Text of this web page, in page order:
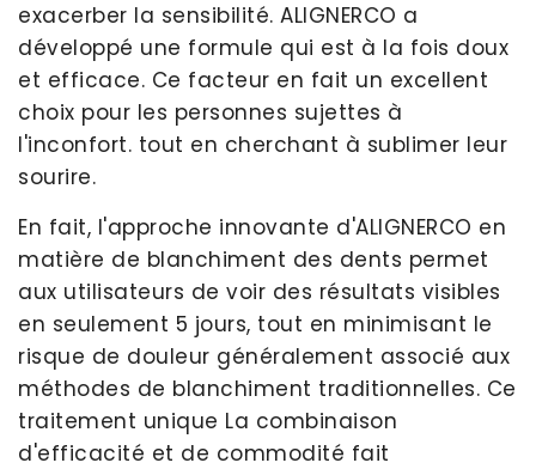
exacerber la sensibilité. ALIGNERCO a
développé une formule qui est à la fois doux
et efficace. Ce facteur en fait un excellent
choix pour les personnes sujettes à
l'inconfort. tout en cherchant à sublimer leur
sourire.
En fait, l'approche innovante d'ALIGNERCO en
matière de blanchiment des dents permet
aux utilisateurs de voir des résultats visibles
en seulement 5 jours, tout en minimisant le
risque de douleur généralement associé aux
méthodes de blanchiment traditionnelles. Ce
traitement unique La combinaison
d'efficacité et de commodité fait